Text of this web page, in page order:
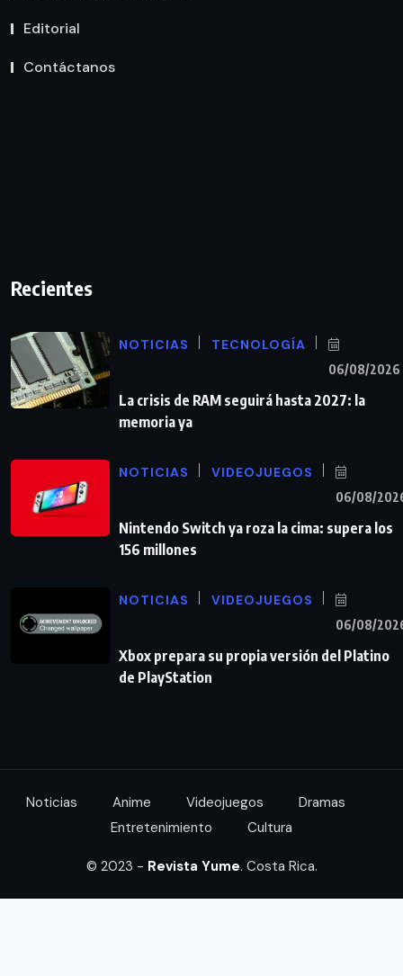
Editorial
Contáctanos
Recientes
NOTICIAS TECNOLOGÍA
06/08/2026
La crisis de RAM seguirá hasta 2027: la
memoria ya
NOTICIAS VIDEOJUEGOS
06/08/
Nintendo Switch ya roza la cima: supera los
156 millones
NOTICIAS VIDEOJUEGOS
06/08/
Xbox prepara su propia versión del Platino
de PlayStation
Noticias Anime Videojuegos
Dramas
Entretenimiento
Cultura
© 2023 - Revista Yume. Costa Rica.